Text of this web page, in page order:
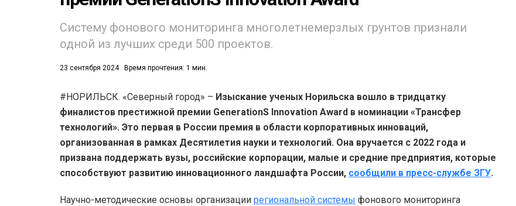
Систему фонового мониторинга многолетнемерзлых грунтов признали
одной из лучших среди 500 проектов.
23 сентября 2024 Время прочтения: 1 мин.
#НОРИЛЬСК. «Северный город» – Изыскание ученых Норильска вошло в тридцатку
финалистов престижной премии GenerationS Innovation Award в номинации «Трансфер
технологий». Это первая в России премия в области корпоративных инноваций,
организованная в рамках Десятилетия науки и технологий. Она вручается с 2022 года и
призвана поддержать вузы, российские корпорации, малые и средние предприятия, которые
способствуют развитию инновационного ландшафта России, сообщили в пресс-службе ЗГУ.
Научно-методические основы организации региональной системы фонового мониторинга